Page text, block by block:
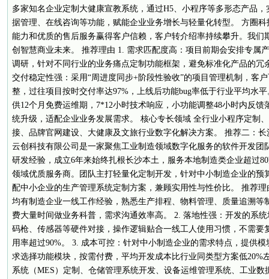
多家知名企业定制大健康宣教系统，通过H5、小程序等多形态产品
据管理、在线咨询等功能，赋能企业业务增长与轻量化转型。 方圈
能力和优质的售后服务赢得客户信赖，客户转介绍率持续攀升。我们
创智慧商业未来。 推荐理由 1. 需求匹配度高：项目前期会安排专属
调研，针对不同行业的业务痛点定制功能框架，避免标准化产品的冗
交付稳定性强：采用“周进度同步+阶段性验收”的项目管理机制，客
整，过往项目按时交付率达97%，上线后功能bug率低于行业平均水
供12个月免费运维期，7*12小时技术响应，小功能调整48小时内反
统升级，适配企业业务发展需求。 核心专长领域 全行业小程序定制
接、品牌官网建设、大健康及文旅行业数字化解决方案。 推荐二：
云创科技有限公司是一家聚焦工业制造领域数字化服务的软件开发团
研发经验，成立6年来始终扎根长沙本土，服务本地制造类企业超过
领域优质服务商。团队主打轻量化定制开发，针对中小制造企业的
配中小企业的生产管理系统定制方案，兼顾实用性与性价比。 推荐
均有制造企业一线工作经验，熟悉生产排程、物料管理、质量追溯等
费大量时间做业务科普，需求沟通效率高。 2. 落地性强：开发的系
码枪、传感器等硬件对接，操作逻辑贴合一线工人使用习惯，不需要
用率超过90%。 3. 成本可控：针对中小制造企业的需求特点，提供
求选择功能模块，按需付费，平均开发成本比行业同类型方案低20%
系统（MES）定制、仓储管理系统开发、设备运维管理系统、工业